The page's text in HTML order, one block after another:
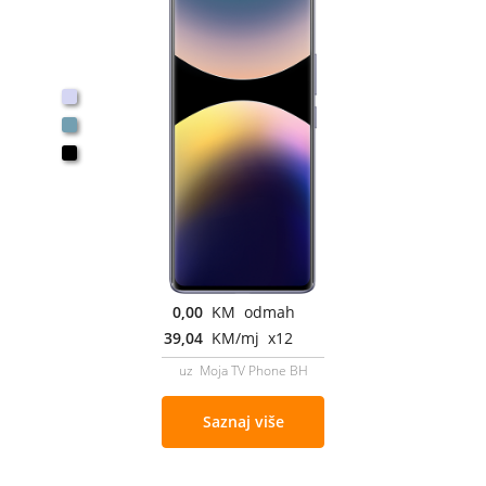
0,00 KM odmah
39,04 KM/mj x12
uz Moja TV Phone BH
Saznaj više